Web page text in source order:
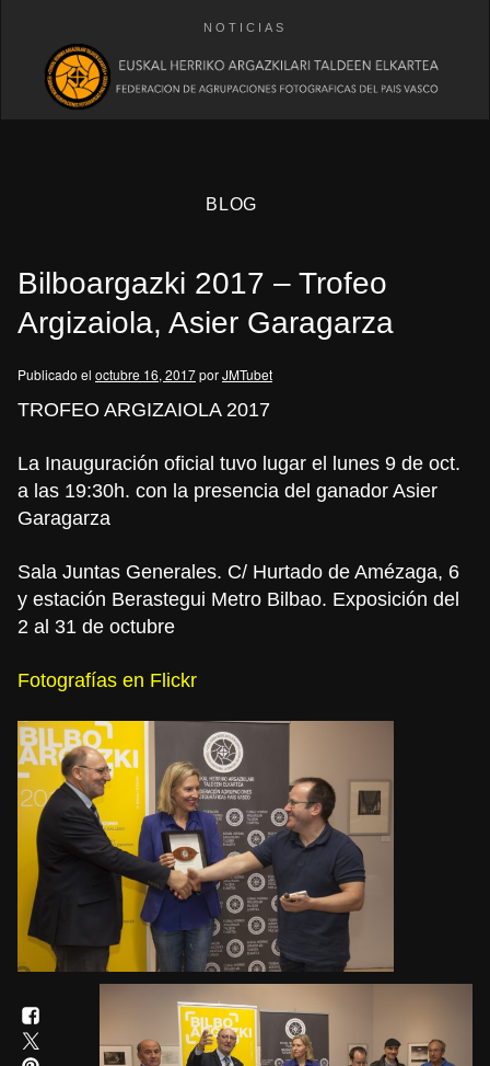
NOTICIAS
BLOG
Bilboargazki 2017 – Trofeo
Argizaiola, Asier Garagarza
Publicado el octubre 16, 2017porJMTubet
TROFEO ARGIZAIOLA 2017
La Inauguración oficial tuvo lugar el lunes 9 de oct.
a las 19:30h. con la presencia del ganador Asier
Garagarza
Sala Juntas Generales. C/ Hurtado de Amézaga, 6
y estación Berastegui Metro Bilbao. Exposición del
2 al 31 de octubre
Fotografías en Flickr